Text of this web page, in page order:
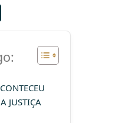
JUSTIÇA